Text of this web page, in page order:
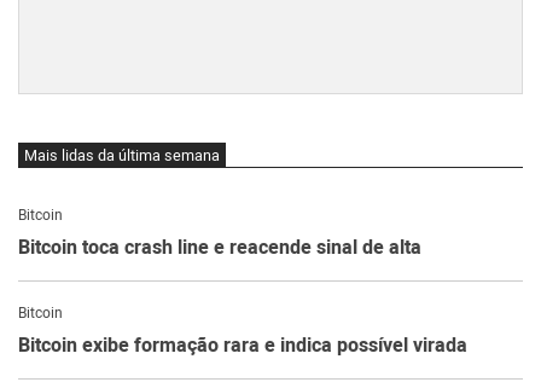
Mais lidas da última semana
Bitcoin
Bitcoin toca crash line e reacende sinal de alta
Bitcoin
Bitcoin exibe formação rara e indica possível virada